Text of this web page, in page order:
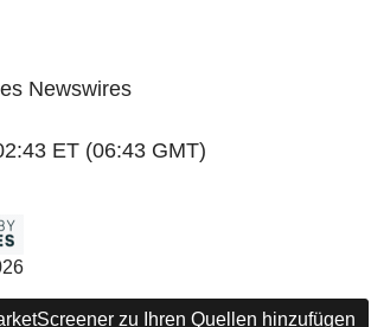
Newswires
ET (06:43 GMT)
zu Ihren Quellen hinzufügen